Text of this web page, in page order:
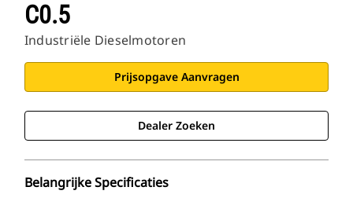
C0.5
Industriële Dieselmotoren
Prijsopgave Aanvragen
Dealer Zoeken
Belangrijke Specificaties